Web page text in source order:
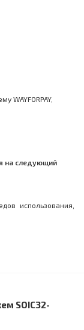
WAYFORPAY,
на следующий
использования,
SOIC32-